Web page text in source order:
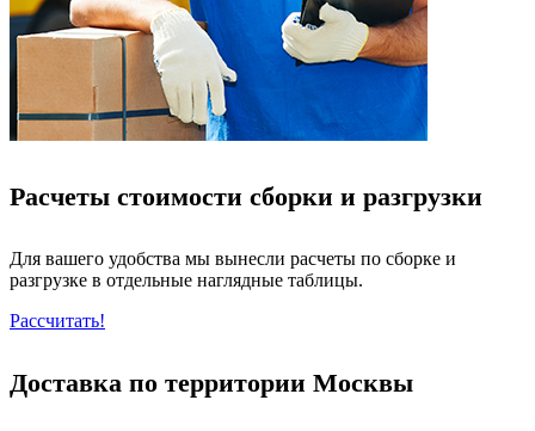
Расчеты стоимости сборки и разгрузки
Для вашего удобства мы вынесли расчеты по сборке и
разгрузке в отдельные наглядные таблицы.
Рассчитать!
Доставка по территории Москвы